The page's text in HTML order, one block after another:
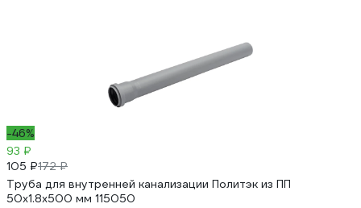
-46%
93 ₽
105 ₽172 ₽
Труба для внутренней канализации Политэк из ПП
50х1.8х500 мм 115050